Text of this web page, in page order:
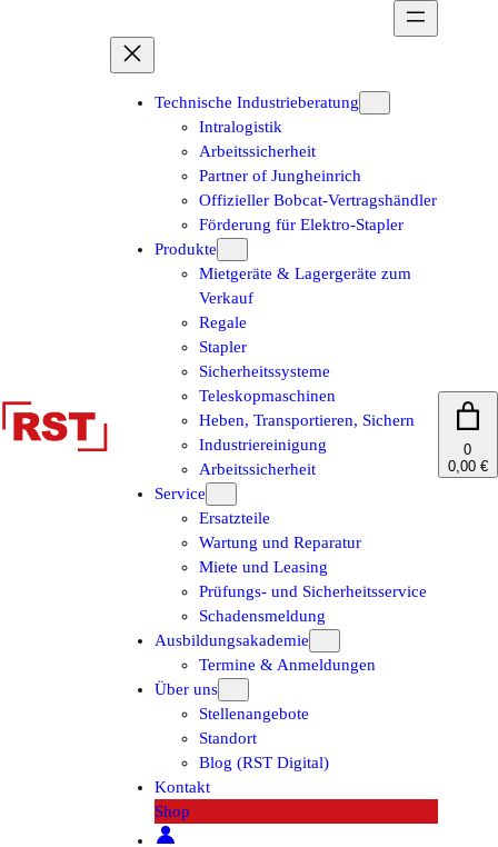
Technische Industrieberatung
Intralogistik
Arbeitssicherheit
Partner of Jungheinrich
Offizieller Bobcat-Vertragshändler
Förderung für Elektro-Stapler
Produkte
Mietgeräte & Lagergeräte zum
Verkauf
Regale
Stapler
Sicherheitssysteme
Teleskopmaschinen
Heben, Transportieren, Sichern
Industriereinigung
Arbeitssicherheit
Service
Ersatzteile
Wartung und Reparatur
Miete und Leasing
Prüfungs- und Sicherheitsservice
Schadensmeldung
Ausbildungsakademie
Termine & Anmeldungen
Über uns
Stellenangebote
Standort
Blog (RST Digital)
Kontakt
Shop
0
0,00 €